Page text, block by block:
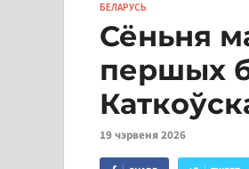
БЕЛАРУСЬ
Сёньня
першых
19 чэрвеня 2026